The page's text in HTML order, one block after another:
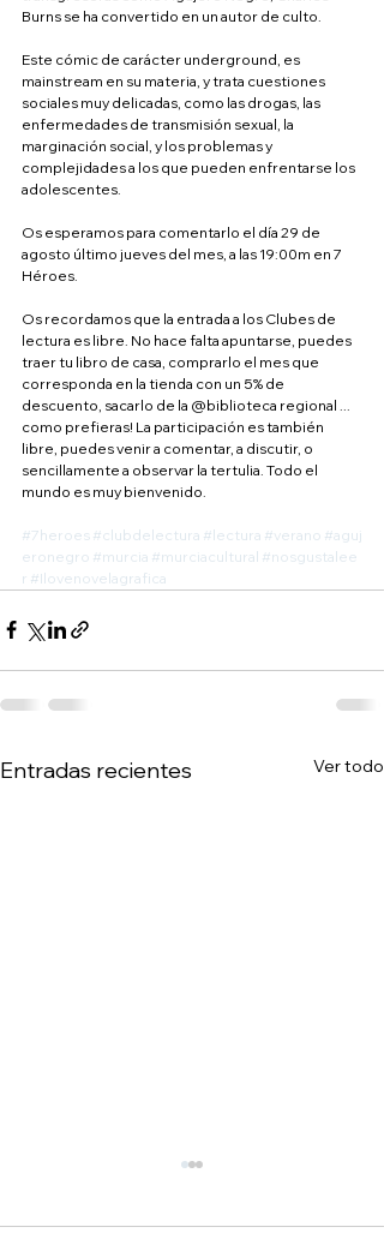
Burns se ha convertido en un autor de culto.
Este cómic de carácter underground, es
mainstream en su materia, y trata cuestiones
sociales muy delicadas, como las drogas, las
enfermedades de transmisión sexual, la
marginación social, y los problemas y
complejidades a los que pueden enfrentarse los
adolescentes.
Os esperamos para comentarlo el día 29 de
agosto último jueves del mes, a las 19:00m en 7
Héroes.
Os recordamos que la entrada a los Clubes de
lectura es libre. No hace falta apuntarse, puedes
traer tu libro de casa, comprarlo el mes que
corresponda en la tienda con un 5% de
descuento, sacarlo de la @biblioteca regional ...
como prefieras! La participación es también
libre, puedes venir a comentar, a discutir, o
sencillamente a observar la tertulia. Todo el
mundo es muy bienvenido.
#7heroes #clubdelectura #lectura #verano #aguj
eronegro #murcia #murciacultural #nosgustalee
r #Ilovenovelagrafica
Entradas recientes Ver todo